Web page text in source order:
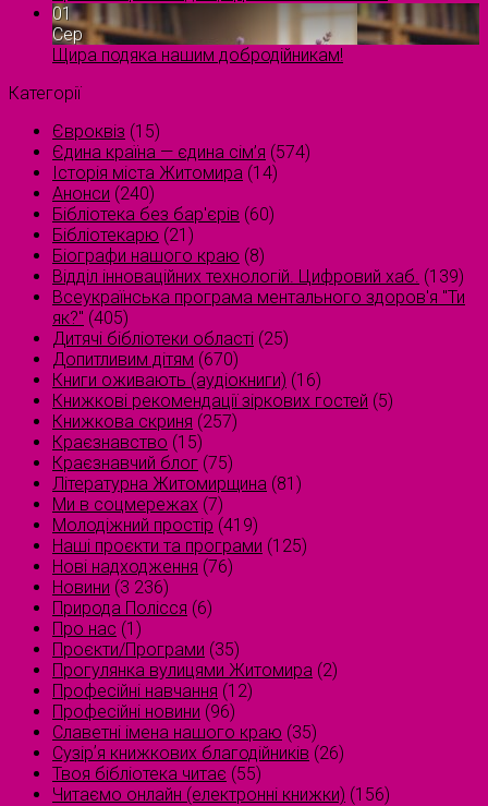
01
Сер
Щира подяка нашим добродійникам!
Категорії
Євроквіз (15)
Єдина країна — єдина сім’я (574)
Історія міста Житомира (14)
Анонси (240)
Бібліотека без бар'єрів (60)
Бібліотекарю (21)
Біографи нашого краю (8)
Відділ інноваційних технологій. Цифровий хаб. (139)
Всеукраїнська програма ментального здоров'я "Ти
як?" (405)
Дитячі бібліотеки області (25)
Допитливим дітям (670)
Книги оживають (аудіокниги) (16)
Книжкові рекомендації зіркових гостей (5)
Книжкова скриня (257)
Краєзнавство (15)
Краєзнавчий блог (75)
Літературна Житомирщина (81)
Ми в соцмережах (7)
Молодіжний простір (419)
Наші проєкти та програми (125)
Нові надходження (76)
Новини (3 236)
Природа Полісся (6)
Про нас (1)
Проєкти/Програми (35)
Прогулянка вулицями Житомира (2)
Професійні навчання (12)
Професійні новини (96)
Славетні імена нашого краю (35)
Сузірʼя книжкових благодійників (26)
Твоя бібліотека читає (55)
Читаємо онлайн (електронні книжки) (156)